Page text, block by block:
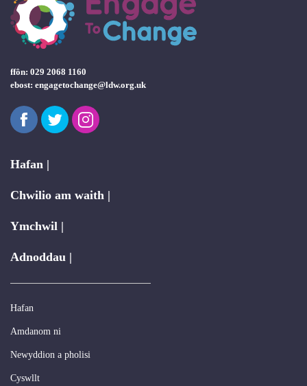
ffôn: 029 2068 1160
ebost: engagetochange@ldw.org.uk
FacebookTwitterInstagram
Hafan |
Chwilio am waith |
Ymchwil |
Adnoddau |
Hafan
Amdanom ni
Newyddion a pholisi
Cyswllt